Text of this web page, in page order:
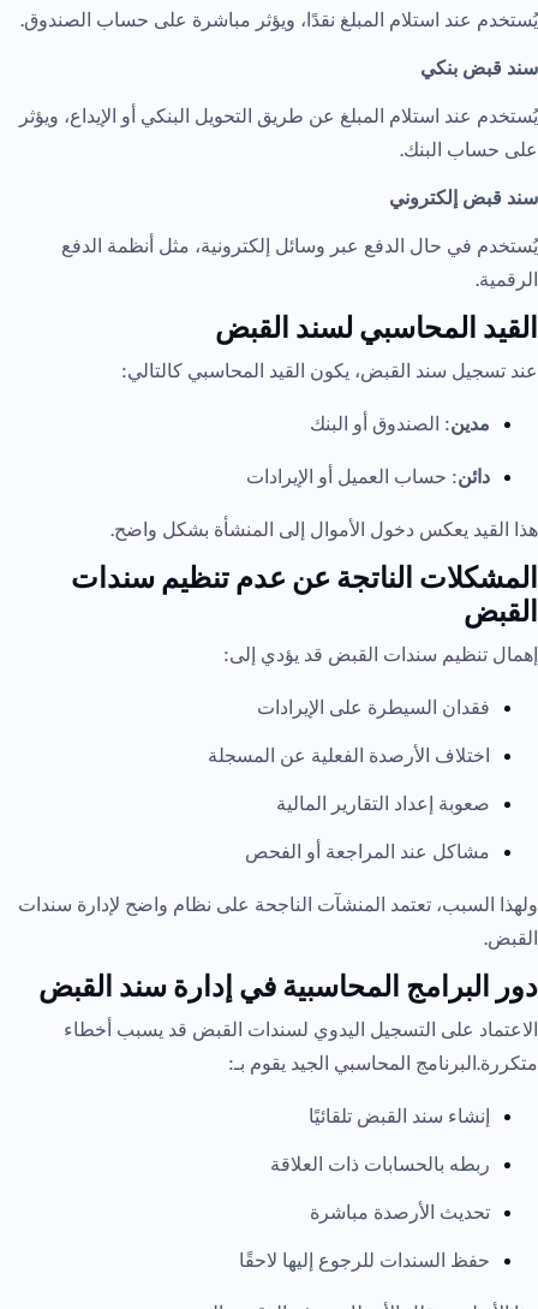
يُستخدم عند استلام المبلغ نقدًا، ويؤثر مباشرة على حساب الصندوق.
سند قبض بنكي
يُستخدم عند استلام المبلغ عن طريق التحويل البنكي أو الإيداع، ويؤثر
على حساب البنك.
سند قبض إلكتروني
يُستخدم في حال الدفع عبر وسائل إلكترونية، مثل أنظمة الدفع
الرقمية.
القيد المحاسبي لسند القبض
عند تسجيل سند القبض، يكون القيد المحاسبي كالتالي:
مدين: الصندوق أو البنك
دائن: حساب العميل أو الإيرادات
هذا القيد يعكس دخول الأموال إلى المنشأة بشكل واضح.
المشكلات الناتجة عن عدم تنظيم سندات
القبض
إهمال تنظيم سندات القبض قد يؤدي إلى:
فقدان السيطرة على الإيرادات
اختلاف الأرصدة الفعلية عن المسجلة
صعوبة إعداد التقارير المالية
مشاكل عند المراجعة أو الفحص
ولهذا السبب، تعتمد المنشآت الناجحة على نظام واضح لإدارة سندات
القبض.
دور البرامج المحاسبية في إدارة سند القبض
الاعتماد على التسجيل اليدوي لسندات القبض قد يسبب أخطاء
متكررة.البرنامج المحاسبي الجيد يقوم بـ:
إنشاء سند القبض تلقائيًا
ربطه بالحسابات ذات العلاقة
تحديث الأرصدة مباشرة
حفظ السندات للرجوع إليها لاحقًا